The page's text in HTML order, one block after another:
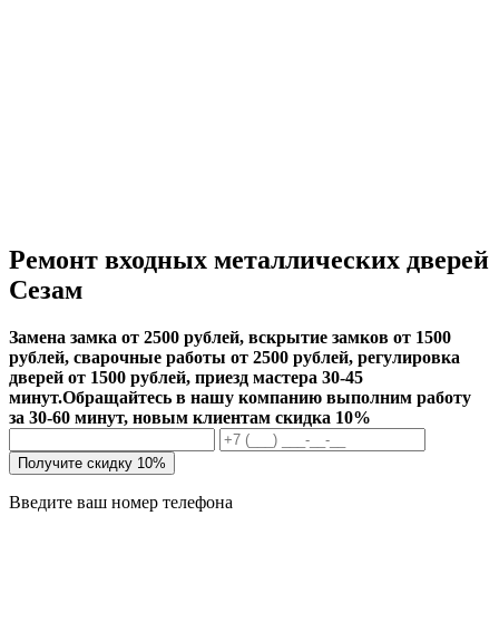
Ремонт входных металлических дверей
Сезам
Замена замка от 2500 рублей, вскрытие замков от 1500
рублей, сварочные работы от 2500 рублей, регулировка
дверей от 1500 рублей, приезд мастера 30-45
минут.Обращайтесь в нашу компанию выполним работу
за 30-60 минут, новым клиентам скидка 10%
Получите скидку 10%
Введите ваш номер телефона